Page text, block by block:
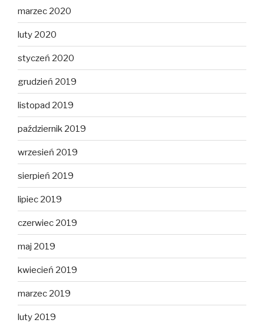
marzec 2020
luty 2020
styczeń 2020
grudzień 2019
listopad 2019
październik 2019
wrzesień 2019
sierpień 2019
lipiec 2019
czerwiec 2019
maj 2019
kwiecień 2019
marzec 2019
luty 2019